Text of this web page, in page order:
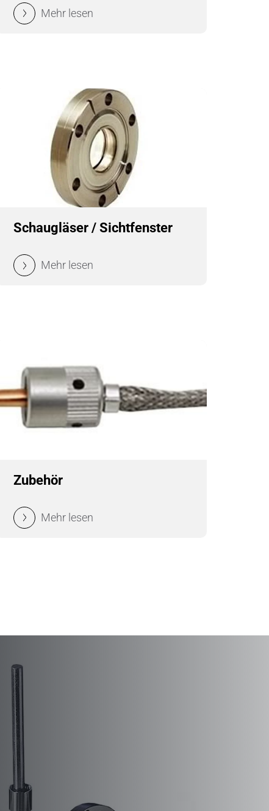
Metallbearbeitung
Rohrbearbeitung
Sanitärtechnik
Schweißprozesse
Sonderanwendungen
Textiltechnik
Verteidigung & Sicherheit
Verschleißschutz
Mehr lesen
Schaugläser / Sichtfenster
Mehr lesen
Zubehör
Mehr lesen